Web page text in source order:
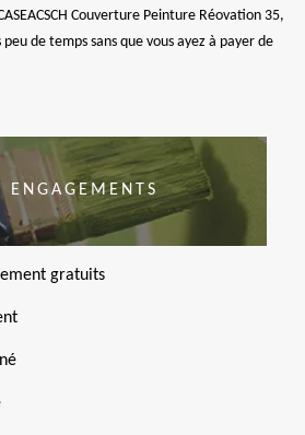
Couverture Peinture Réovation 35,
de temps sans que vous ayez à payer de
ENGAGEMENTS
gratuits